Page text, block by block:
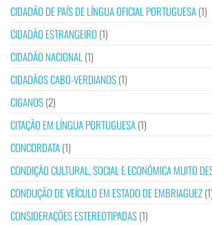
CIDADÃO DE PAÍS DE LÍNGUA OFICIAL PORTUGUESA(1)
CIDADÃO ESTRANGEIRO (1)
CIDADÃO NACIONAL (1)
CIDADÃOS CABO-VERDIANOS(1)
CIGANOS(2)
CITAÇÃO EM LÍNGUA PORTUGUESA(1)
CONCORDATA(1)
CONDIÇÃO CULTURAL, SOCIAL E ECONÓMICA MUITO
CONDUÇÃO DE VEÍCULO EM ESTADO DE EMBRIAGUEZ(1)
CONSIDERAÇÕES ESTEREOTIPADAS(1)